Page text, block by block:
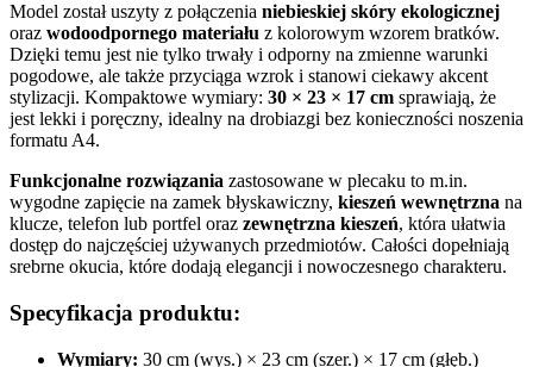
Model został uszyty z połączenia niebieskiej skóry ekologicznej
oraz wodoodpornego materiału z kolorowym wzorem bratków.
Dzięki temu jest nie tylko trwały i odporny na zmienne warunki
pogodowe, ale także przyciąga wzrok i stanowi ciekawy akcent
stylizacji. Kompaktowe wymiary: 30 × 23 × 17 cm sprawiają, że
jest lekki i poręczny, idealny na drobiazgi bez konieczności noszenia
formatu A4.
Funkcjonalne rozwiązania zastosowane w plecaku to m.in.
wygodne zapięcie na zamek błyskawiczny, kieszeń wewnętrzna na
klucze, telefon lub portfel oraz zewnętrzna kieszeń, która ułatwia
dostęp do najczęściej używanych przedmiotów. Całości dopełniają
srebrne okucia, które dodają elegancji i nowoczesnego charakteru.
Specyfikacja produktu:
Wymiary: 30 cm (wys.) × 23 cm (szer.) × 17 cm (głęb.)